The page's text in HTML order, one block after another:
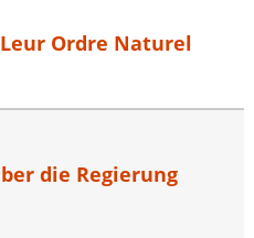
Ordre Naturel
die Regierung